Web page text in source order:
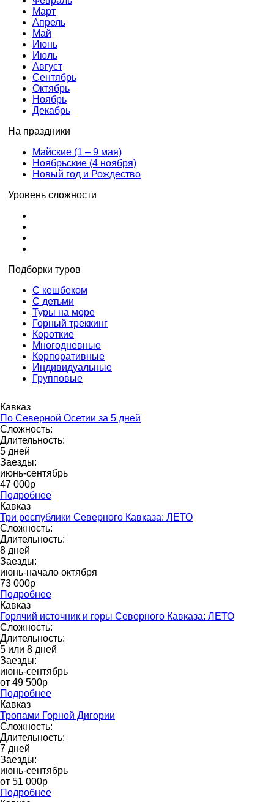
Март
Апрель
Май
Июнь
Июль
Август
Сентябрь
Октябрь
Ноябрь
Декабрь
На праздники
Майские (1 – 9 мая)
Ноябрьские (4 ноября)
Новый год и Рождество
Уровень сложности
Подборки туров
С кешбеком
С детьми
Туры на море
Горный треккинг
Короткие
Многодневные
Корпоративные
Индивидуальные
Групповые
Кавказ
По Северной Осетии за 5 дней
Сложность:
Длительность:
5 дней
Заезды:
июнь-сентябрь
47 000р
Подробнее
Кавказ
Три республики Северного Кавказа: ЛЕТО
Сложность:
Длительность:
8 дней
Заезды:
июнь-начало октября
73 000p
Подробнее
Кавказ
Горячий источник и горы Северного Кавказа: ЛЕТО
Сложность:
Длительность:
5 или 8 дней
Заезды:
июнь-сентябрь
от 49 500p
Подробнее
Кавказ
Тропами Горной Дигории
Сложность:
Длительность:
7 дней
Заезды:
июнь-сентябрь
от 51 000р
Подробнее